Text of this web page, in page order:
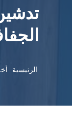
الرئيسية